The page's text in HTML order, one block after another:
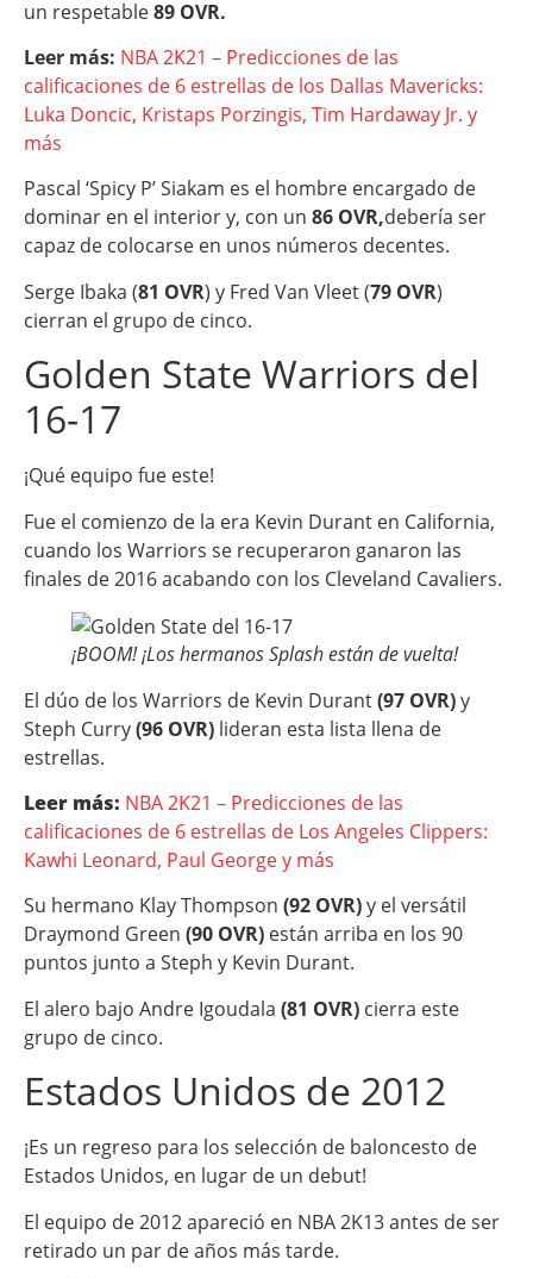
un respetable89 OVR.
Leer más: NBA 2K21 – Predicciones de las
calificaciones de 6 estrellas de los Dallas Mavericks:
Luka Doncic, Kristaps Porzingis, Tim Hardaway Jr. y
más
Pascal ‘Spicy P’ Siakam es el hombre encargado de
dominar en el interior y, con un 86 OVR,debería ser
capaz de colocarse en unos números decentes.
Serge Ibaka (81 OVR) y Fred Van Vleet (79 OVR)
cierran el grupo de cinco.
Golden State Warriors del
16-17
¡Qué equipo fue este!
Fue el comienzo de la era Kevin Durant en California,
cuando los Warriors se recuperaron ganaron las
finales de 2016 acabando con los Cleveland Cavaliers.
¡BOOM! ¡Los hermanos Splash están de vuelta!
El dúo de los Warriors de Kevin Durant(97 OVR)y
Steph Curry(96 OVR) lideran esta lista llena de
estrellas.
Leer más: NBA 2K21 – Predicciones de las
calificaciones de 6 estrellas de Los Angeles Clippers:
Kawhi Leonard, Paul George y más
Su hermano Klay Thompson (92 OVR)y el versátil
Draymond Green (90 OVR) están arriba en los 90
puntos junto a Steph y Kevin Durant.
El alero bajo Andre Igoudala (81 OVR) cierra este
grupo de cinco.
Estados Unidos de 2012
¡Es un regreso para los selección de baloncesto de
Estados Unidos, en lugar de un debut!
El equipo de 2012 apareció en NBA 2K13 antes de ser
retirado un par de años más tarde.